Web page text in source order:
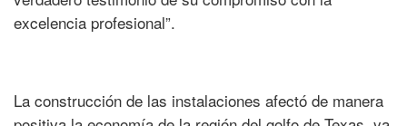
excelencia profesional”.
La construcción de las instalaciones afectó de manera